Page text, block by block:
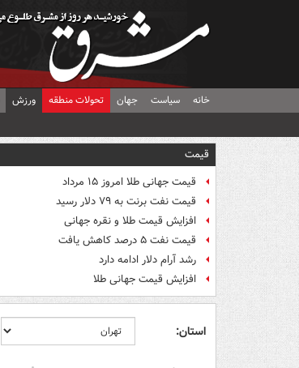
خانه سیاست جهان تحولات منطقه ورزش
قیمت
قیمت جهانی طلا امروز ۱۵ مرداد
قیمت نفت برنت به ۷۹ دلار رسید
افزایش قیمت طلا و نقره جهانی
قیمت نفت ۵ درصد کاهش یافت
رشد آرام دلار ادامه دارد
افزایش قیمت جهانی طلا
استان: